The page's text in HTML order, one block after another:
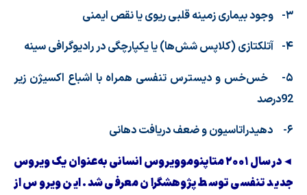
۳- وجود بیماری زمینه قلبی ریوی یا نقص ایمنی
۴- آتلکتازی (کلاپس شش‌ها) یا یکپارچگی در رادیوگرافی سینه
۵- خس‌خس و دیسترس تنفسی همراه با اشباع اکسیژن زیر
92درصد
۶- دهیدراتاسیون و ضعف دریافت دهانی
◄در سال ۲۰۰۱ متاپنوموویروس انسانی به‌عنوان یک ویروس
جدید تنفسی توسط پژوهشگران معرفی شد. این ویروس از